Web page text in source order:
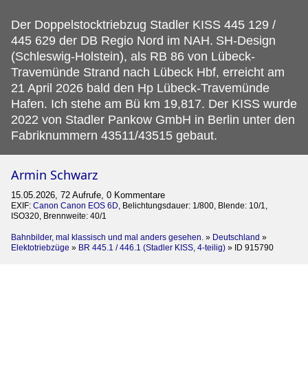
Der Doppelstocktriebzug Stadler KISS 445 129 /
445 629 der DB Regio Nord im NAH. SH-Design
(Schleswig-Holstein), als RB 86 von Lübeck-
Travemünde Strand nach Lübeck Hbf, erreicht am
21 April 2026 bald den Hp Lübeck-Travemünde
Hafen. Ich stehe am Bü km 19,817. Der KISS wurde
2022 von Stadler Pankow GmbH in Berlin unter den
Fabriknummern 43511/43515 gebaut.
Armin Schwarz
15.05.2026, 72 Aufrufe, 0 Kommentare
EXIF: Canon Canon EOS 6D, Belichtungsdauer: 1/800, Blende: 10/1,
ISO320, Brennweite: 40/1
Bahnbilder, mal klassisch und mal anders gesehen. » Deutschland »
Elektotriebzüge » BR 445.1 / 446.1 (Stadler KISS, 4-teilig) » ID 915790